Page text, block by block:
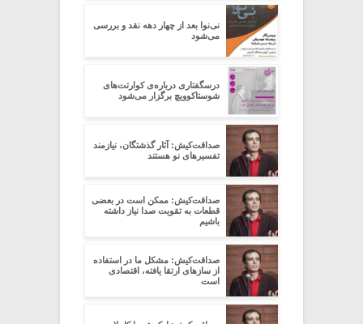
نی‌نوا بعد از چهار دهه نقد و بررسی
می‌شود
درسگفتاری درباره‌ی کوارتت‌های
شوستاکوویچ برگزار می‌شود
صداقت‌کیش: آثار گذشتگان، نیازمند
تفسیرهای نو هستند
صداقت‌کیش: ممکن است در بعضی
قطعات به تقویت صدا نیاز داشته
باشیم
صداقت‌کیش: مشکل ما در استفاده
از سازهای ارتقا یافته، اقتصادی
است